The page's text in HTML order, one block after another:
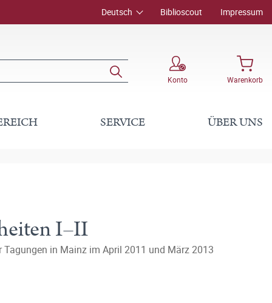
Deutsch Biblioscout Impressum
Konto Warenkorb
SERVICE ÜBER UNS
I–II
in Mainz im April 2011 und März 2013